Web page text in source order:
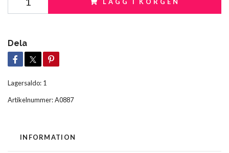
Dela
Lagersaldo: 1
Artikelnummer:A0887
INFORMATION